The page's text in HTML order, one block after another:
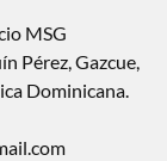
MSG
Pérez, Gazcue,
Dominicana.